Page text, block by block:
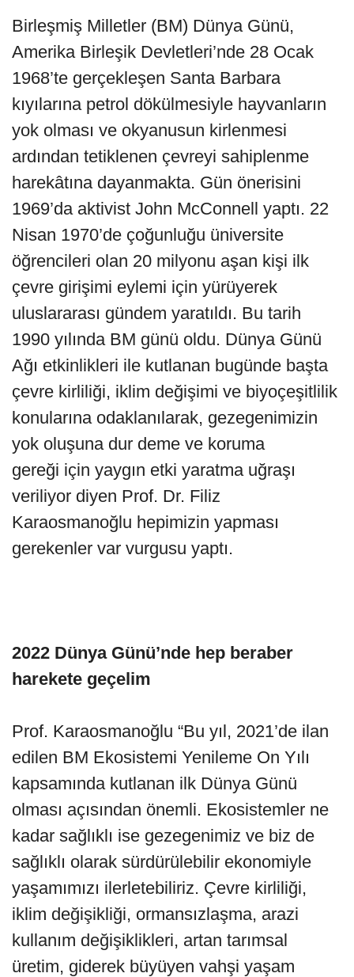
Birleşmiş Milletler (BM) Dünya Günü,
Amerika Birleşik Devletleri’nde 28 Ocak
1968’te gerçekleşen Santa Barbara
kıyılarına petrol dökülmesiyle hayvanların
yok olması ve okyanusun kirlenmesi
ardından tetiklenen çevreyi sahiplenme
harekâtına dayanmakta. Gün önerisini
1969’da aktivist John McConnell yaptı. 22
Nisan 1970’de çoğunluğu üniversite
öğrencileri olan 20 milyonu aşan kişi ilk
çevre girişimi eylemi için yürüyerek
uluslararası gündem yaratıldı. Bu tarih
1990 yılında BM günü oldu. Dünya Günü
Ağı etkinlikleri ile kutlanan bugünde başta
çevre kirliliği, iklim değişimi ve biyoçeşitlilik
konularına odaklanılarak, gezegenimizin
yok oluşuna dur deme ve koruma
gereği için yaygın etki yaratma uğraşı
veriliyor diyen Prof. Dr. Filiz
Karaosmanoğlu hepimizin yapması
gerekenler var vurgusu yaptı.
2022 Dünya Günü’nde hep beraber
harekete geçelim
Prof. Karaosmanoğlu “Bu yıl, 2021’de ilan
edilen BM Ekosistemi Yenileme On Yılı
kapsamında kutlanan ilk Dünya Günü
olması açısından önemli. Ekosistemler ne
kadar sağlıklı ise gezegenimiz ve biz de
sağlıklı olarak sürdürülebilir ekonomiyle
yaşamımızı ilerletebiliriz. Çevre kirliliği,
iklim değişikliği, ormansızlaşma, arazi
kullanım değişiklikleri, artan tarımsal
üretim, giderek büyüyen vahşi yaşam